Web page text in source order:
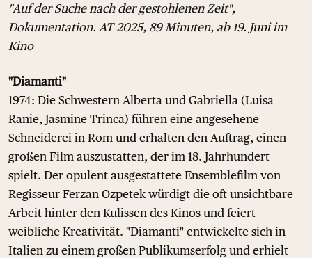
"Auf der Suche nach der gestohlenen Zeit",
Dokumentation. AT 2025, 89 Minuten, ab 19. Juni im
Kino
"Diamanti"
1974: Die Schwestern Alberta und Gabriella (Luisa
Ranie, Jasmine Trinca) führen eine angesehene
Schneiderei in Rom und erhalten den Auftrag, einen
großen Film auszustatten, der im 18. Jahrhundert
spielt. Der opulent ausgestattete Ensemblefilm von
Regisseur Ferzan Ozpetek würdigt die oft unsichtbare
Arbeit hinter den Kulissen des Kinos und feiert
weibliche Kreativität. "Diamanti" entwickelte sich in
Italien zu einem großen Publikumserfolg und erhielt